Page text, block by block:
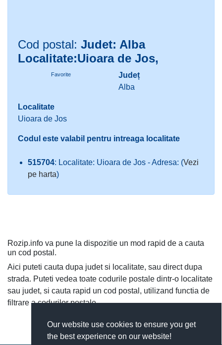
Our website use cookies to ensure you get
the best experience on our website!
Cod postal: Judet: Alba
Localitate:Uioara de Jos,
Favorite
Județ
Alba
Localitate
Uioara de Jos
Codul este valabil pentru intreaga localitate
515704: Localitate: Uioara de Jos - Adresa: (Vezi
pe harta)
Rozip.info va pune la dispozitie un mod rapid de a cauta
un cod postal.
Aici puteti cauta dupa judet si localitate, sau direct dupa
strada. Puteti vedea toate codurile postale dintr-o localitate
sau judet, si cauta rapid un cod postal, utilizand functia de
filtrare a codurilor postale.